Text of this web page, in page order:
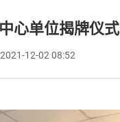
心单位揭牌仪
2021-12-02 08:52